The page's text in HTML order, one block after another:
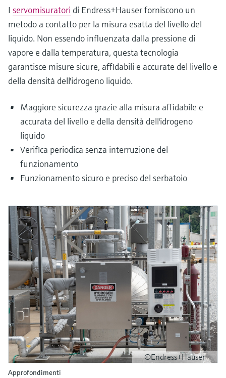
I servomisuratori di Endress+Hauser forniscono un
metodo a contatto per la misura esatta del livello del
liquido. Non essendo influenzata dalla pressione di
vapore e dalla temperatura, questa tecnologia
garantisce misure sicure, affidabili e accurate del livello e
della densità dell'idrogeno liquido.
Maggiore sicurezza grazie alla misura affidabile e
accurata del livello e della densità dell'idrogeno
liquido
Verifica periodica senza interruzione del
funzionamento
Funzionamento sicuro e preciso del serbatoio
©Endress+Hauser
Approfondimenti